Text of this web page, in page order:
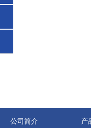
公司简介 产